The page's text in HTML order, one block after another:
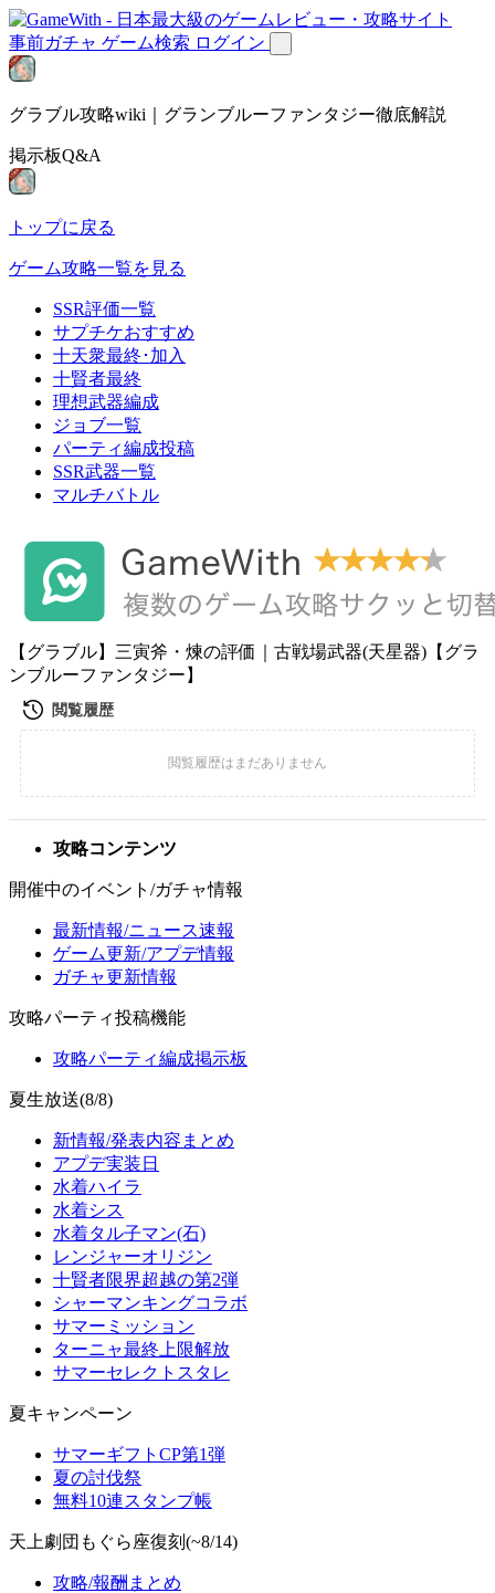
事前ガチャ ゲーム検索 ログイン
グラブル攻略wiki｜グランブルーファンタジー徹底解説
掲示板Q&A
トップに戻る
ゲーム攻略一覧を見る
SSR評価一覧
サプチケおすすめ
十天衆最終･加入
十賢者最終
理想武器編成
ジョブ一覧
パーティ編成投稿
SSR武器一覧
マルチバトル
【グラブル】三寅斧・煉の評価｜古戦場武器(天星器)【グラ
ンブルーファンタジー】
攻略コンテンツ
開催中のイベント/ガチャ情報
最新情報/ニュース速報
ゲーム更新/アプデ情報
ガチャ更新情報
攻略パーティ投稿機能
攻略パーティ編成掲示板
夏生放送(8/8)
新情報/発表内容まとめ
アプデ実装日
水着ハイラ
水着シス
水着タル子マン(石)
レンジャーオリジン
十賢者限界超越の第2弾
シャーマンキングコラボ
サマーミッション
ターニャ最終上限解放
サマーセレクトスタレ
夏キャンペーン
サマーギフトCP第1弾
夏の討伐祭
無料10連スタンプ帳
天上劇団もぐら座復刻(~8/14)
攻略/報酬まとめ